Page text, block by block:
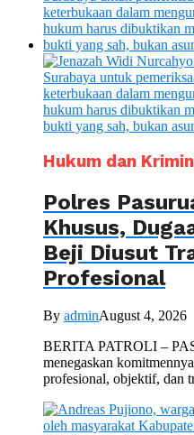
Hukum dan
Polres
Khusus,
Beji Diusut
Profesional
By adminAugust 4, 2026
BERITA PATROLI –
menegaskan
profesional, objektif, dan